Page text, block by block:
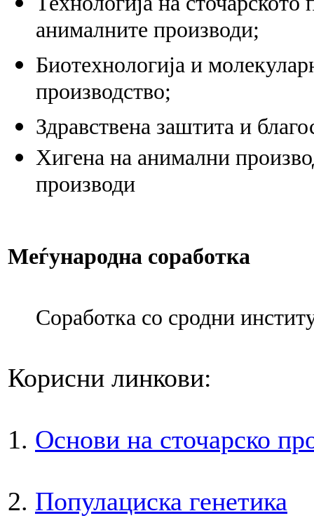
анималните производи;
Биотехнологија и
производство;
Здравствена заштита и
Хигена на анимални
производи
Меѓународна соработка
Соработка со сродни
Корисни линкови:
1. Основи на сточарско
2. Популациска генетика